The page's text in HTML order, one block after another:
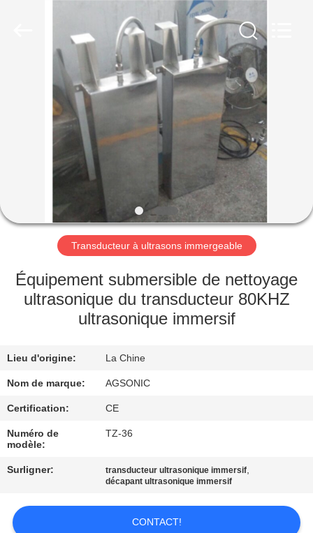
MAISON
PRODUITS
AU
SUJET
DE
NOUS
D'USINE
CONTRÔLE
DE
QUALITÉ
NOUS
Transducteur à ultrasons immergeable
Équipement submersible de nettoyage
ultrasonique du transducteur 80KHZ
ultrasonique immersif
Lieu d'origine: La Chine
Nom de marque: AGSONIC
Certification: CE
Numéro de
modèle:
TZ-36
Surligner: transducteur ultrasonique immersif,
décapant ultrasonique immersif
CONTACT!